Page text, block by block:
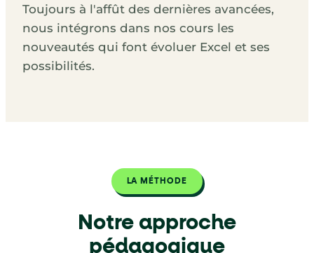
Toujours à l'affût des dernières avancées,
nous intégrons dans nos cours les
nouveautés qui font évoluer Excel et ses
possibilités.
LA MÉTHODE
Notre approche
pédagogique